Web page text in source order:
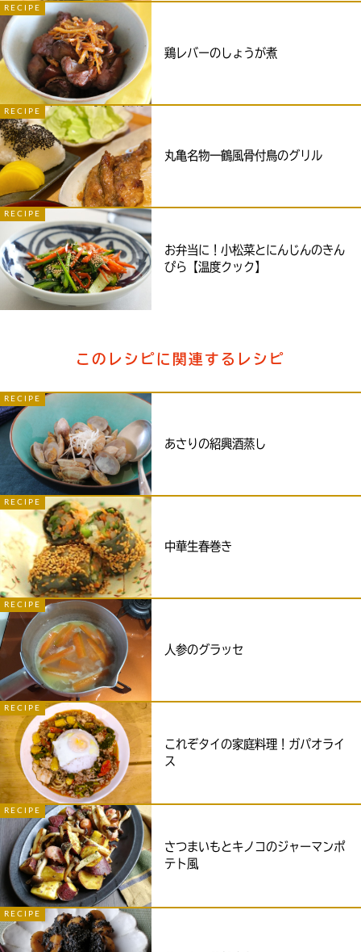
RECIPE
鶏レバーのしょうが煮
RECIPE
丸亀名物一鶴風骨付鳥のグリル
RECIPE
お弁当に！小松菜とにんじんのきん
ぴら【温度クック】
このレシピに関連するレシピ
RECIPE
あさりの紹興酒蒸し
RECIPE
中華生春巻き
RECIPE
人参のグラッセ
RECIPE
これぞタイの家庭料理！ガパオライ
ス
RECIPE
さつまいもとキノコのジャーマンポ
テト風
RECIPE